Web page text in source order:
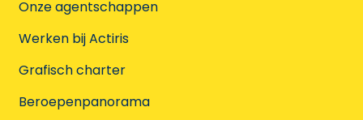
Onze agentschappen
Werken bij Actiris
Grafisch charter
Beroepenpanorama